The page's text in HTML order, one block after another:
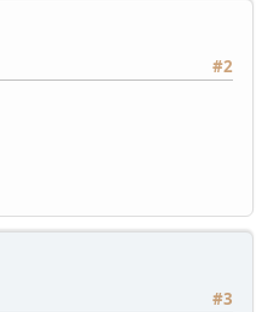
#2
#3